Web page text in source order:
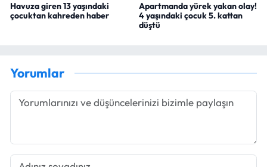
Havuza giren 13 yaşındaki
çocuktan kahreden haber
Apartmanda yürek yakan olay!
4 yaşındaki çocuk 5. kattan
düştü
Yorumlar